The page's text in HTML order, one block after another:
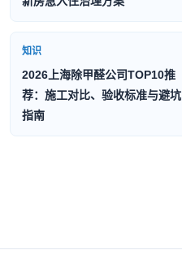
知识
2026上海除甲醛公司TOP10推
荐：施工对比、验收标准与避坑
指南